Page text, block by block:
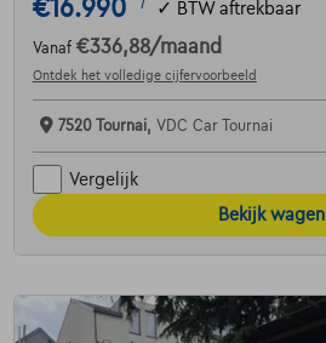
€16.990 1 ✓ BTW aftrekbaar
Vanaf €336,88/maand
Ontdek het volledige cijfervoorbeeld
7520 Tournai, VDC Car Tournai
Vergelijk
Bekijk wagen